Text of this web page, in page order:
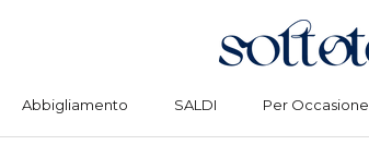
Abbigliamento
SALDI
Per Occasione